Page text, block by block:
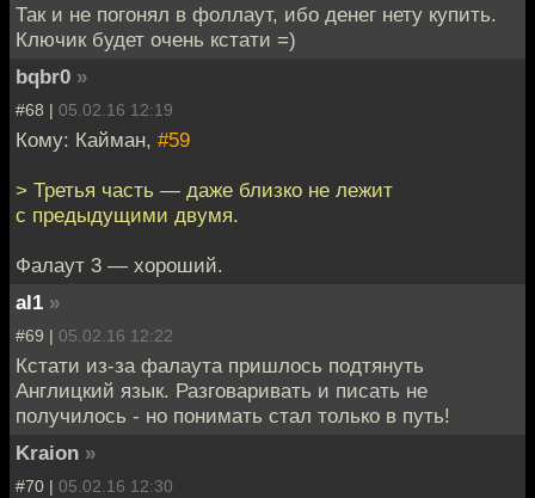
Так и не погонял в фоллаут, ибо денег нету купить.
Ключик будет очень кстати =)
bqbr0 »
#68 | 05.02.16 12:19
Кому: Кайман, #59
> Третья часть — даже близко не лежит
с предыдущими двумя.
Фалаут 3 — хороший.
al1 »
#69 | 05.02.16 12:22
Кстати из-за фалаута пришлось подтянуть
Англицкий язык. Разговаривать и писать не
получилось - но понимать стал только в путь!
Kraion »
#70 | 05.02.16 12:30